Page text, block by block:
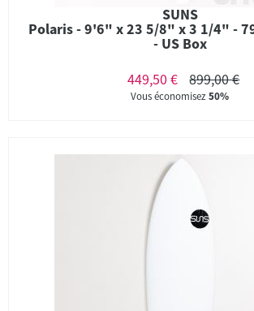
SUNS
Polaris - 9'6" x 23 5/8" x 3 1/4" -
- US Box
449,50 €
899,00 €
Vous économisez50%